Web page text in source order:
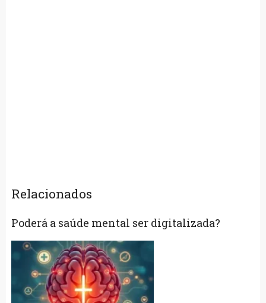
Relacionados
Poderá a saúde mental ser digitalizada?